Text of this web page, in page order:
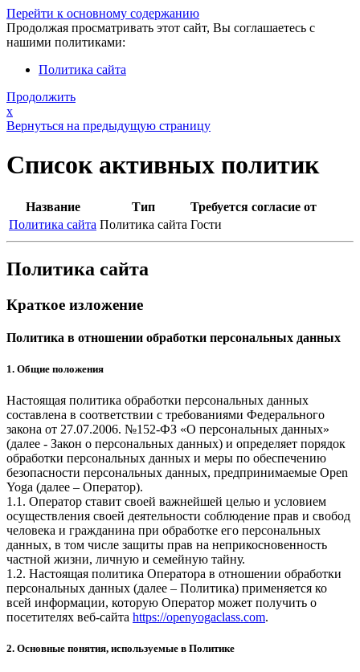
Перейти к основному содержанию
Продолжая просматривать этот сайт, Вы соглашаетесь с
нашими политиками:
Политика сайта
Продолжить
x
Вернуться на предыдущую страницу
Список активных политик
Название Тип
Требуется согласие от
Политика сайта Политика сайта Гости
Политика сайта
Краткое изложение
Политика в отношении обработки персональных данных
1. Общие положения
Настоящая политика обработки персональных данных
составлена в соответствии с требованиями Федерального
закона от 27.07.2006. №152-ФЗ «О персональных данных»
(далее - Закон о персональных данных) и определяет порядок
обработки персональных данных и меры по обеспечению
безопасности персональных данных, предпринимаемые Open
Yoga (далее – Оператор).
1.1. Оператор ставит своей важнейшей целью и условием
осуществления своей деятельности соблюдение прав и свобод
человека и гражданина при обработке его персональных
данных, в том числе защиты прав на неприкосновенность
частной жизни, личную и семейную тайну.
1.2. Настоящая политика Оператора в отношении обработки
персональных данных (далее – Политика) применяется ко
всей информации, которую Оператор может получить о
посетителях веб-сайта https://openyogaclass.com.
2. Основные понятия, используемые в Политике